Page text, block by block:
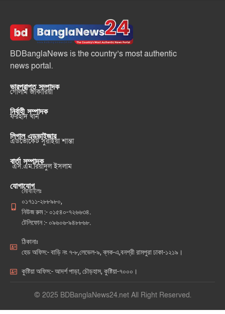
BDBanglaNews is the country’s most authentic
news portal.
ভারপ্রাপ্ত সম্পাদক
গোলাম জাকারিয়া
নির্বাহী সম্পাদক
ফরহাদ খান
লিগাল এডভাইজার
এডভোকেট সুরাইয়া শান্তা
বার্তা সম্পাদক
এস.এম.রিয়াদুল ইসলাম
যোগাযোগ
মোবাইলঃ
০১৭১১-২৮৮৯৮০,
নিউজ রুম :- ০১৫৪০-৭২৬৬৩৪.
টেলিফোন :- ০৯৬০৬-৯৪৮৮৬৮.
ঠিকানাঃ
হেড অফিস:- বাড়ি নং ৭-৮,লেভেল-৯, ব্লক-এ,বনশ্রী রামপুরা ঢাকা-১২১৯।
কুষ্টিয়া অফিস:- আদর্শ পাড়া, চৌড়হাস, কুষ্টিয়া-৭০০০।
© 2025 BDBanglaNews24.net All Right Reserved.